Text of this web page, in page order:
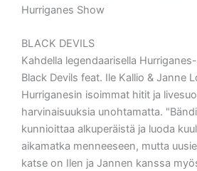
Hurriganes Show
BLACK DEVILS
Kahdella legendaarisella
Black Devils feat. Ile Kallio & Janne
Hurriganesin isoimmat hitit ja
harvinaisuuksia unohtamatta.
kunnioittaa alkuperäistä ja luoda
aikamatka menneeseen, mutta
katse on Ilen ja Jannen kanssa